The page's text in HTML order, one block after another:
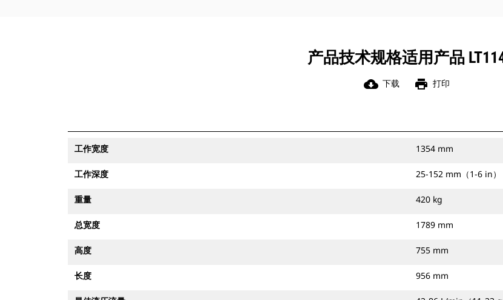
产品技术规格适用产品
cloud_download 下载 print 打印
工作宽度 1354 mm
工作深度 25-152 mm（1-6 in）
重量 420 kg
总宽度 1789 mm
高度 755 mm
长度 956 mm